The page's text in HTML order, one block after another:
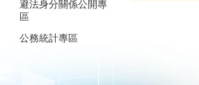
避法身分關係公開專
區
公務統計專區